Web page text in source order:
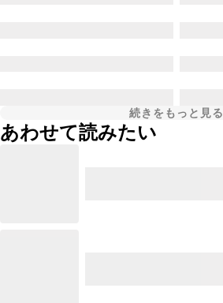
続きをもっと見る
あわせて読みたい